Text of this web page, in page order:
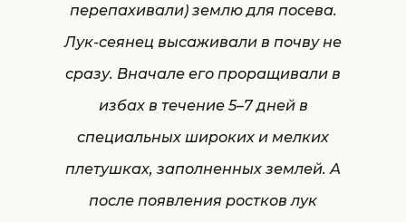
перепахивали) землю для посева.
Лук-сеянец высаживали в почву не
сразу. Вначале его проращивали в
избах в течение 5–7 дней в
специальных широких и мелких
плетушках, заполненных землей. А
после появления ростков лук